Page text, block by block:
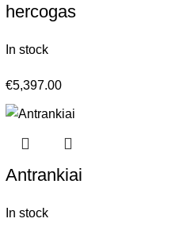
hercogas
In stock
€5,397.00
Antrankiai
In stock